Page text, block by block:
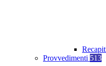
Provvedimenti 513